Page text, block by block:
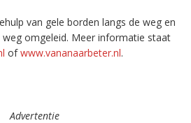
van gele borden langs de weg en
omgeleid. Meer informatie staat
ofwww.vananaarbeter.nl.
Advertentie